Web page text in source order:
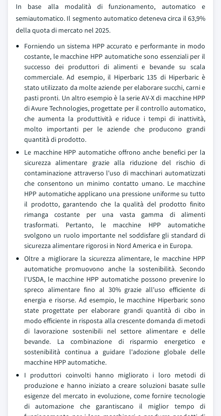
In base alla modalità di funzionamento, automatico e
semiautomatico. Il segmento automatico deteneva circa il 63,9%
della quota di mercato nel 2025.
Forniendo un sistema HPP accurato e performante in modo
costante, le macchine HPP automatiche sono essenziali per il
successo dei produttori di alimenti e bevande su scala
commerciale. Ad esempio, il Hiperbaric 135 di Hiperbaric è
stato utilizzato da molte aziende per elaborare succhi, carni e
pasti pronti. Un altro esempio è la serie AV-X di macchine HPP
di Avure Technologies, progettate per il controllo automatico,
che aumenta la produttività e riduce i tempi di inattività,
molto importanti per le aziende che producono grandi
quantità di prodotto.
Le macchine HPP automatiche offrono anche benefici per la
sicurezza alimentare grazie alla riduzione del rischio di
contaminazione attraverso l'uso di macchinari automatizzati
che consentono un minimo contatto umano. Le macchine
HPP automatiche applicano una pressione uniforme su tutto
il prodotto, garantendo che la qualità del prodotto finito
rimanga costante per una vasta gamma di alimenti
trasformati. Pertanto, le macchine HPP automatiche
svolgono un ruolo importante nel soddisfare gli standard di
sicurezza alimentare rigorosi in Nord America e in Europa.
Oltre a migliorare la sicurezza alimentare, le macchine HPP
automatiche promuovono anche la sostenibilità. Secondo
l'USDA, le macchine HPP automatiche possono prevenire lo
spreco alimentare fino al 30% grazie all'uso efficiente di
energia e risorse. Ad esempio, le macchine Hiperbaric sono
state progettate per elaborare grandi quantità di cibo in
modo efficiente in risposta alla crescente domanda di metodi
di lavorazione sostenibili nel settore alimentare e delle
bevande. La combinazione di risparmio energetico e
sostenibilità continua a guidare l'adozione globale delle
macchine HPP automatiche.
I produttori coinvolti hanno migliorato i loro metodi di
produzione e hanno iniziato a creare soluzioni basate sulle
esigenze del mercato in evoluzione, come fornire tecnologie
di automazione che garantiscano il miglior tempo di